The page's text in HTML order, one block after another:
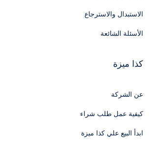
الاستبدال والاسترجاع
الأسئلة الشائعة
كذا ميزة
عن الشركة
كيفية عمل طلب شراء
ابدأ البيع علي كذا ميزة